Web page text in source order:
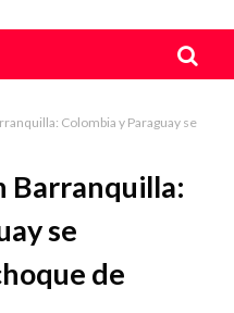
Colombia y Paraguay se
Barranquilla:
se
de